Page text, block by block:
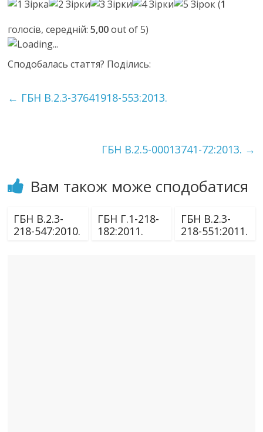
(1
голосів, середній:5,00out of 5)
Loading...
Сподобалась стаття? Поділись:
← ГБН В.2.3-37641918-553:2013.
ГБН В.2.5-00013741-72:2013. →
Вам також може сподобатися
ГБН В.2.3-
218-547:2010.
ГБН Г.1-218-
182:2011.
ГБН В.2.3-
218-551:2011.